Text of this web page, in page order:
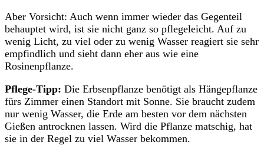
Aber Vorsicht: Auch wenn immer wieder das Gegenteil
behauptet wird, ist sie nicht ganz so pflegeleicht. Auf zu
wenig Licht, zu viel oder zu wenig Wasser reagiert sie sehr
empfindlich und sieht dann eher aus wie eine
Rosinenpflanze.
Pflege-Tipp: Die Erbsenpflanze benötigt als Hängepflanze
fürs Zimmer einen Standort mit Sonne. Sie braucht zudem
nur wenig Wasser, die Erde am besten vor dem nächsten
Gießen antrocknen lassen. Wird die Pflanze matschig, hat
sie in der Regel zu viel Wasser bekommen.